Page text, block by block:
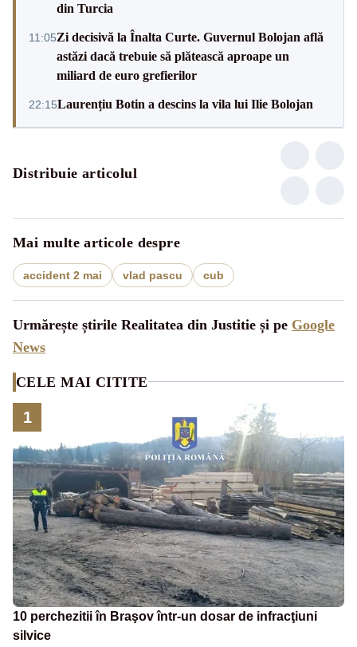
din Turcia
11:05Zi decisivă la Înalta Curte. Guvernul Bolojan află
astăzi dacă trebuie să plătească aproape un
miliard de euro grefierilor
22:15Laurențiu Botin a descins la vila lui Ilie Bolojan
Distribuie articolul
Mai multe articole despre
accident 2 mai vlad pascu cub
Urmărește știrile Realitatea din Justitie și pe Google
News
CELE MAI CITITE
1
10 perchezitii în Braşov într-un dosar de infracţiuni
silvice